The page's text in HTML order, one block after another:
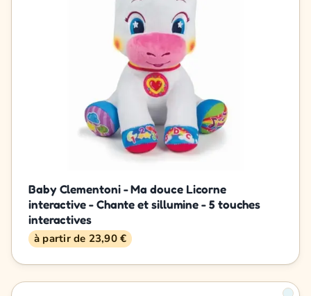
Baby Clementoni - Ma douce Licorne
interactive - Chante et sillumine - 5 touches
interactives
à partir de 23,90 €